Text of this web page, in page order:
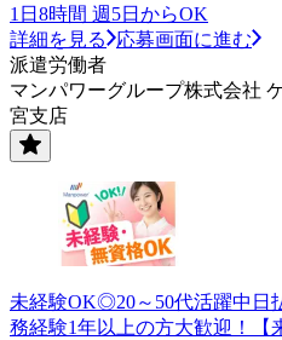
1日8時間 週5日からOK
詳細を見る
応募画面に進む
派遣労働者
マンパワーグループ株式会社
宮支店
未経験OK◎20～50代活躍中
務経験1年以上の方大歓迎！【